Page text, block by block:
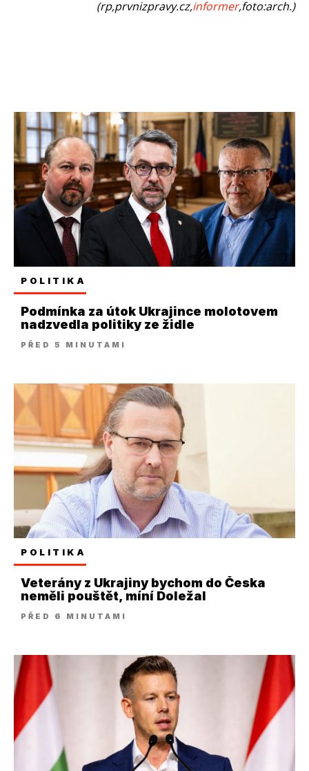
(rp,prvnizpravy.cz,informer,foto:arch.)
POLITIKA
Podmínka za útok Ukrajince molotovem
nadzvedla politiky ze židle
PŘED 5 MINUTAMI
POLITIKA
Veterány z Ukrajiny bychom do Česka
neměli pouštět, míní Doležal
PŘED 6 MINUTAMI